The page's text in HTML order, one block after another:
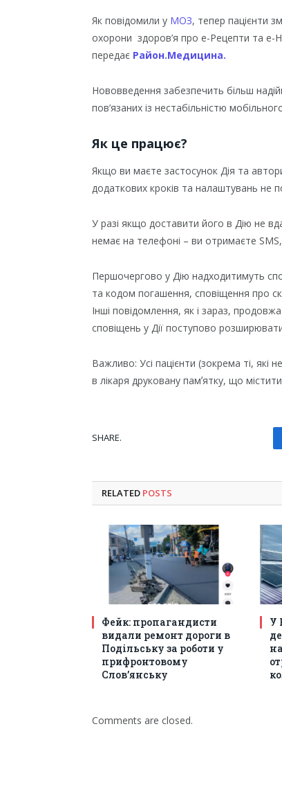
Як повідомили у МОЗ, тепер пацієнти
охорони здоров’я про е-Рецепти та е-
передає Район.Медицина.
Нововведення забезпечить більш
пов’язаних із нестабільністю
Як це працює?
Якщо ви маєте застосунок Дія та
додаткових кроків та налаштувань не
У разі якщо доставити його в Дію не
немає на телефоні – ви отримаєте SMS,
Першочергово у Дію надходитимуть
та кодом погашення, сповіщення про
Інші повідомлення, як і зараз,
сповіщень у Дії поступово
Важливо: Усі пацієнти (зокрема ті,
в лікаря друковану памʼятку, що
SHARE.
RELATED POSTS
Фейк: пропагандисти
видали ремонт дороги в
Подільську за роботи у
прифронтовому
Слов’янську
У
Comments are closed.